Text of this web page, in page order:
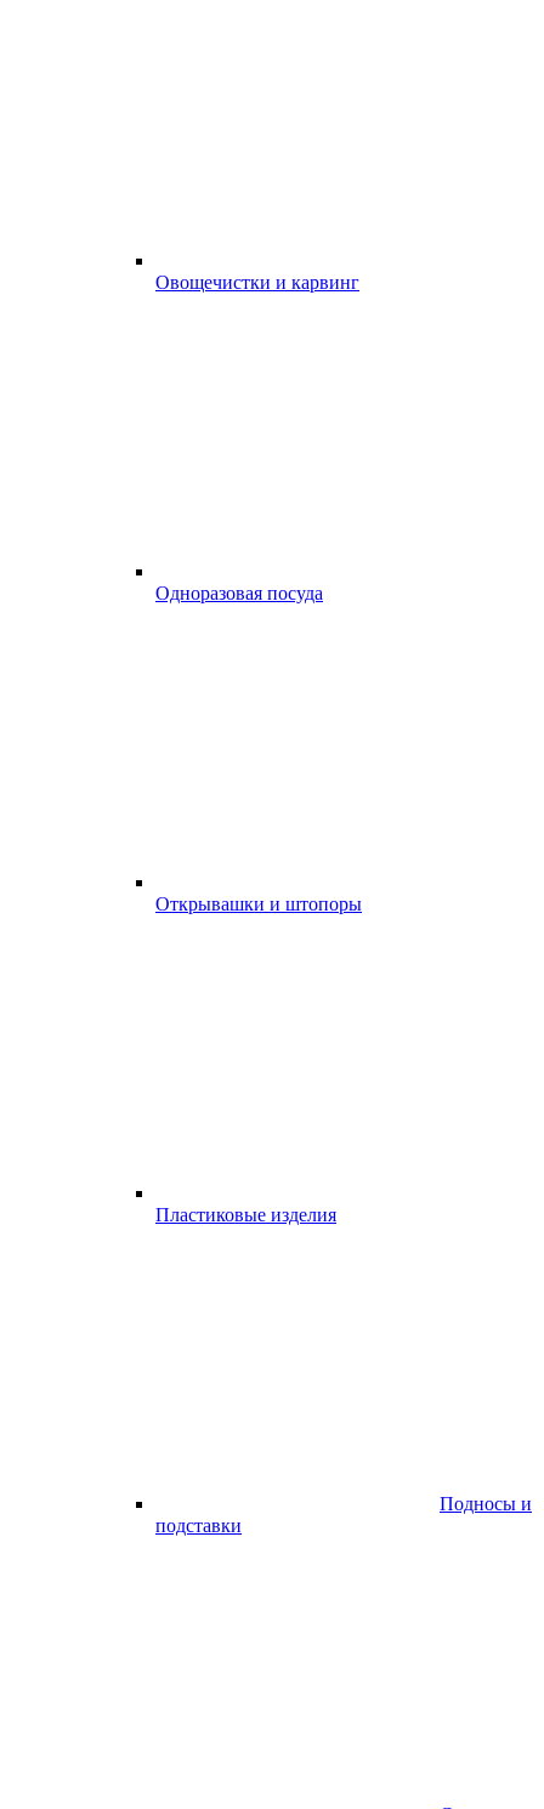
Овощечистки и карвинг
Одноразовая посуда
Открывашки и штопоры
Пластиковые изделия
Подносы и
подставки